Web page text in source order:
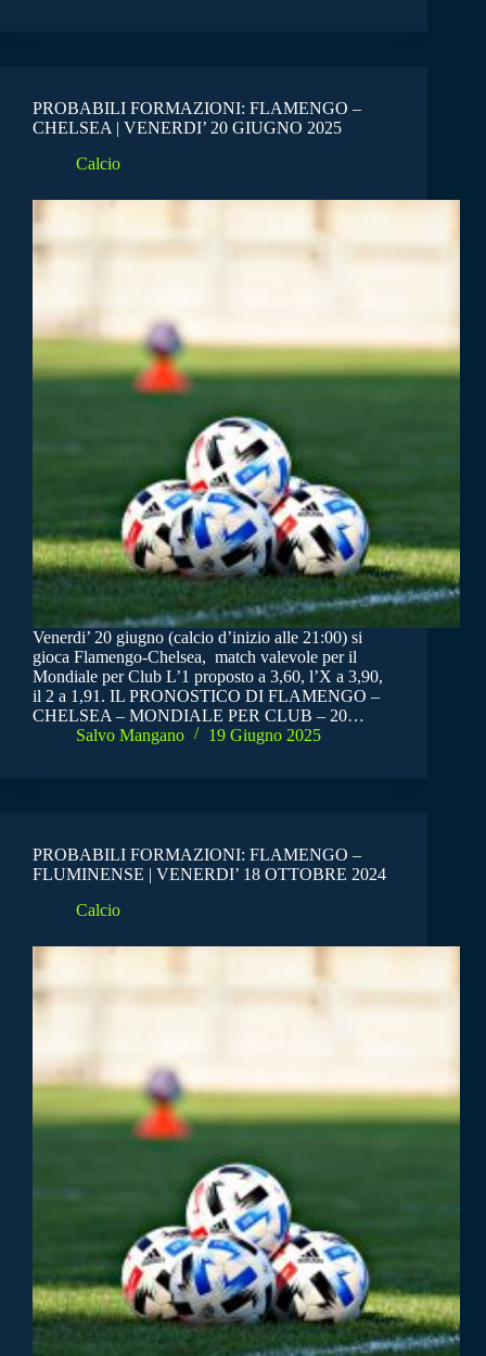
PROBABILI FORMAZIONI: FLAMENGO –
CHELSEA | VENERDI’ 20 GIUGNO 2025
Calcio
Venerdi’ 20 giugno (calcio d’inizio alle 21:00) si
gioca Flamengo-Chelsea, match valevole per il
Mondiale per Club L’1 proposto a 3,60, l’X a 3,90,
il 2 a 1,91. IL PRONOSTICO DI FLAMENGO –
CHELSEA – MONDIALE PER CLUB – 20…
Salvo Mangano
19 Giugno 2025
PROBABILI FORMAZIONI: FLAMENGO –
FLUMINENSE | VENERDI’ 18 OTTOBRE 2024
Calcio